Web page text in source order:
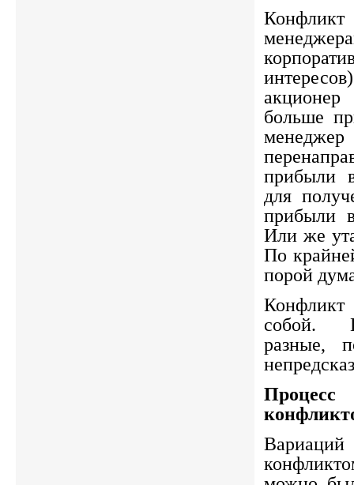
больше
прибыли
для
прибыли
Или же
По
порой
Конфликт
собой.
разные,